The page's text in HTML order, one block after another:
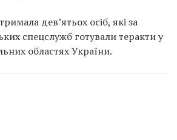
дев’ятьох осіб, які за
спецслужб готували теракти у
областях України.